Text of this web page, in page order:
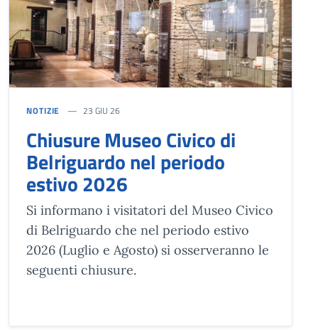
NOTIZIE 23 GIU 26
Chiusure Museo Civico di
Belriguardo nel periodo
estivo 2026
Si informano i visitatori del Museo Civico
di Belriguardo che nel periodo estivo
2026 (Luglio e Agosto) si osserveranno le
seguenti chiusure.